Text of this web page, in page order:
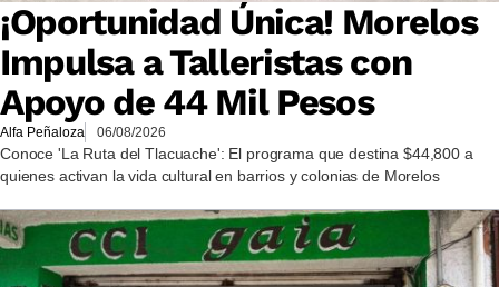
¡Oportunidad Única! Morelos
Impulsa a Talleristas con
Apoyo de 44 Mil Pesos
Alfa Peñaloza 06/08/2026
Conoce 'La Ruta del Tlacuache': El programa que destina $44,800 a
quienes activan la vida cultural en barrios y colonias de Morelos